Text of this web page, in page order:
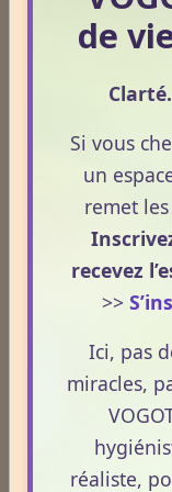
réglementation
comprendre
CBD : l'anti-
Le CBD occupe
discussions
Souvent
un intérêt
son interaction
Cet article
Lire la suite
La nuit n’est pas
prépare
La nuit n’est pas
de
Si vous
un
remet
recevez
>>
Ici, pas
miracles,
réaliste,